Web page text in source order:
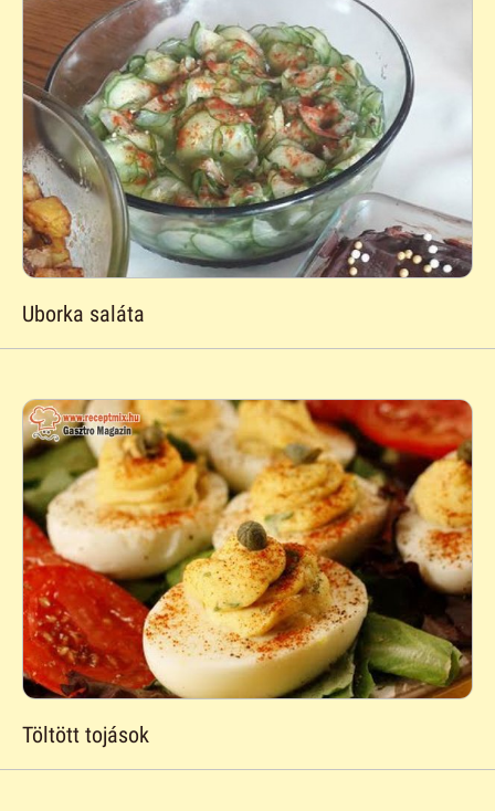
Uborka saláta
Töltött tojások